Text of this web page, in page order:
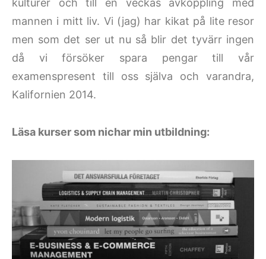
kulturer och till en veckas avkoppling med
mannen i mitt liv. Vi (jag) har kikat på lite resor
men som det ser ut nu så blir det tyvärr ingen
då vi försöker spara pengar till vår
examenspresent till oss själva och varandra,
Kalifornien 2014.
Läsa kurser som nichar min utbildning: